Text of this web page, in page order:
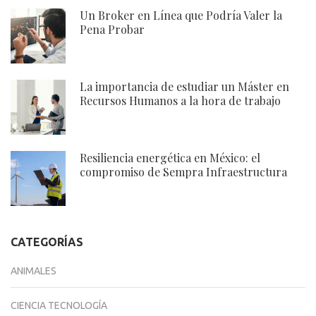
Un Broker en Línea que Podría Valer la
Pena Probar
La importancia de estudiar un Máster en
Recursos Humanos a la hora de trabajo
Resiliencia energética en México: el
compromiso de Sempra Infraestructura
CATEGORÍAS
ANIMALES
CIENCIA TECNOLOGÍA